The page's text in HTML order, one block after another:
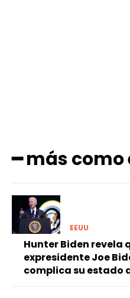
━ más como
EEUU
Hunter Biden revela
expresidente Joe
complica su estado